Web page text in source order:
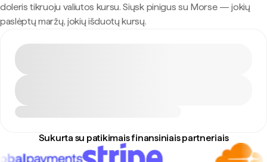
doleris tikruoju valiutos kursu. Siųsk pinigus su Morse — jokių
paslėptų maržų, jokių išduotų kursų.
Sukurta su patikimais finansiniais partneriais